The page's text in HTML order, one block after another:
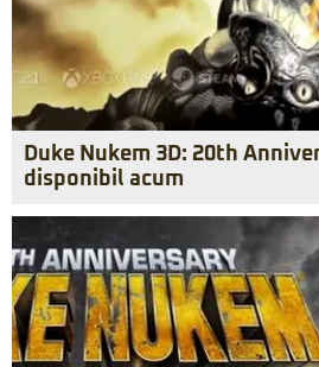
Duke Nukem 3D: 20th
disponibil acum